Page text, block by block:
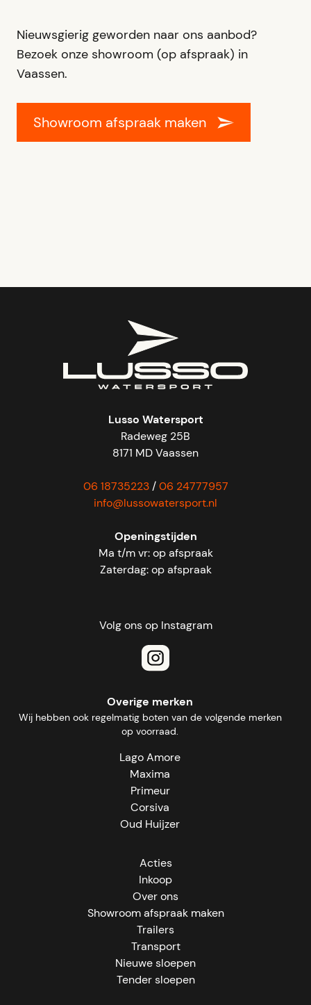
Nieuwsgierig geworden naar ons aanbod?
Bezoek onze showroom (op afspraak) in
Vaassen.
Showroom afspraak maken
Lusso Watersport
Radeweg 25B
8171 MD Vaassen
06 18735223/06 24777957
info@lussowatersport.nl
Openingstijden
Ma t/m vr: op afspraak
Zaterdag: op afspraak
Volg ons op Instagram
Overige merken
Wij hebben ook regelmatig boten van de volgende merken
op voorraad.
Lago Amore
Maxima
Primeur
Corsiva
Oud Huijzer
Acties
Inkoop
Over ons
Showroom afspraak maken
Trailers
Transport
Nieuwe sloepen
Tender sloepen